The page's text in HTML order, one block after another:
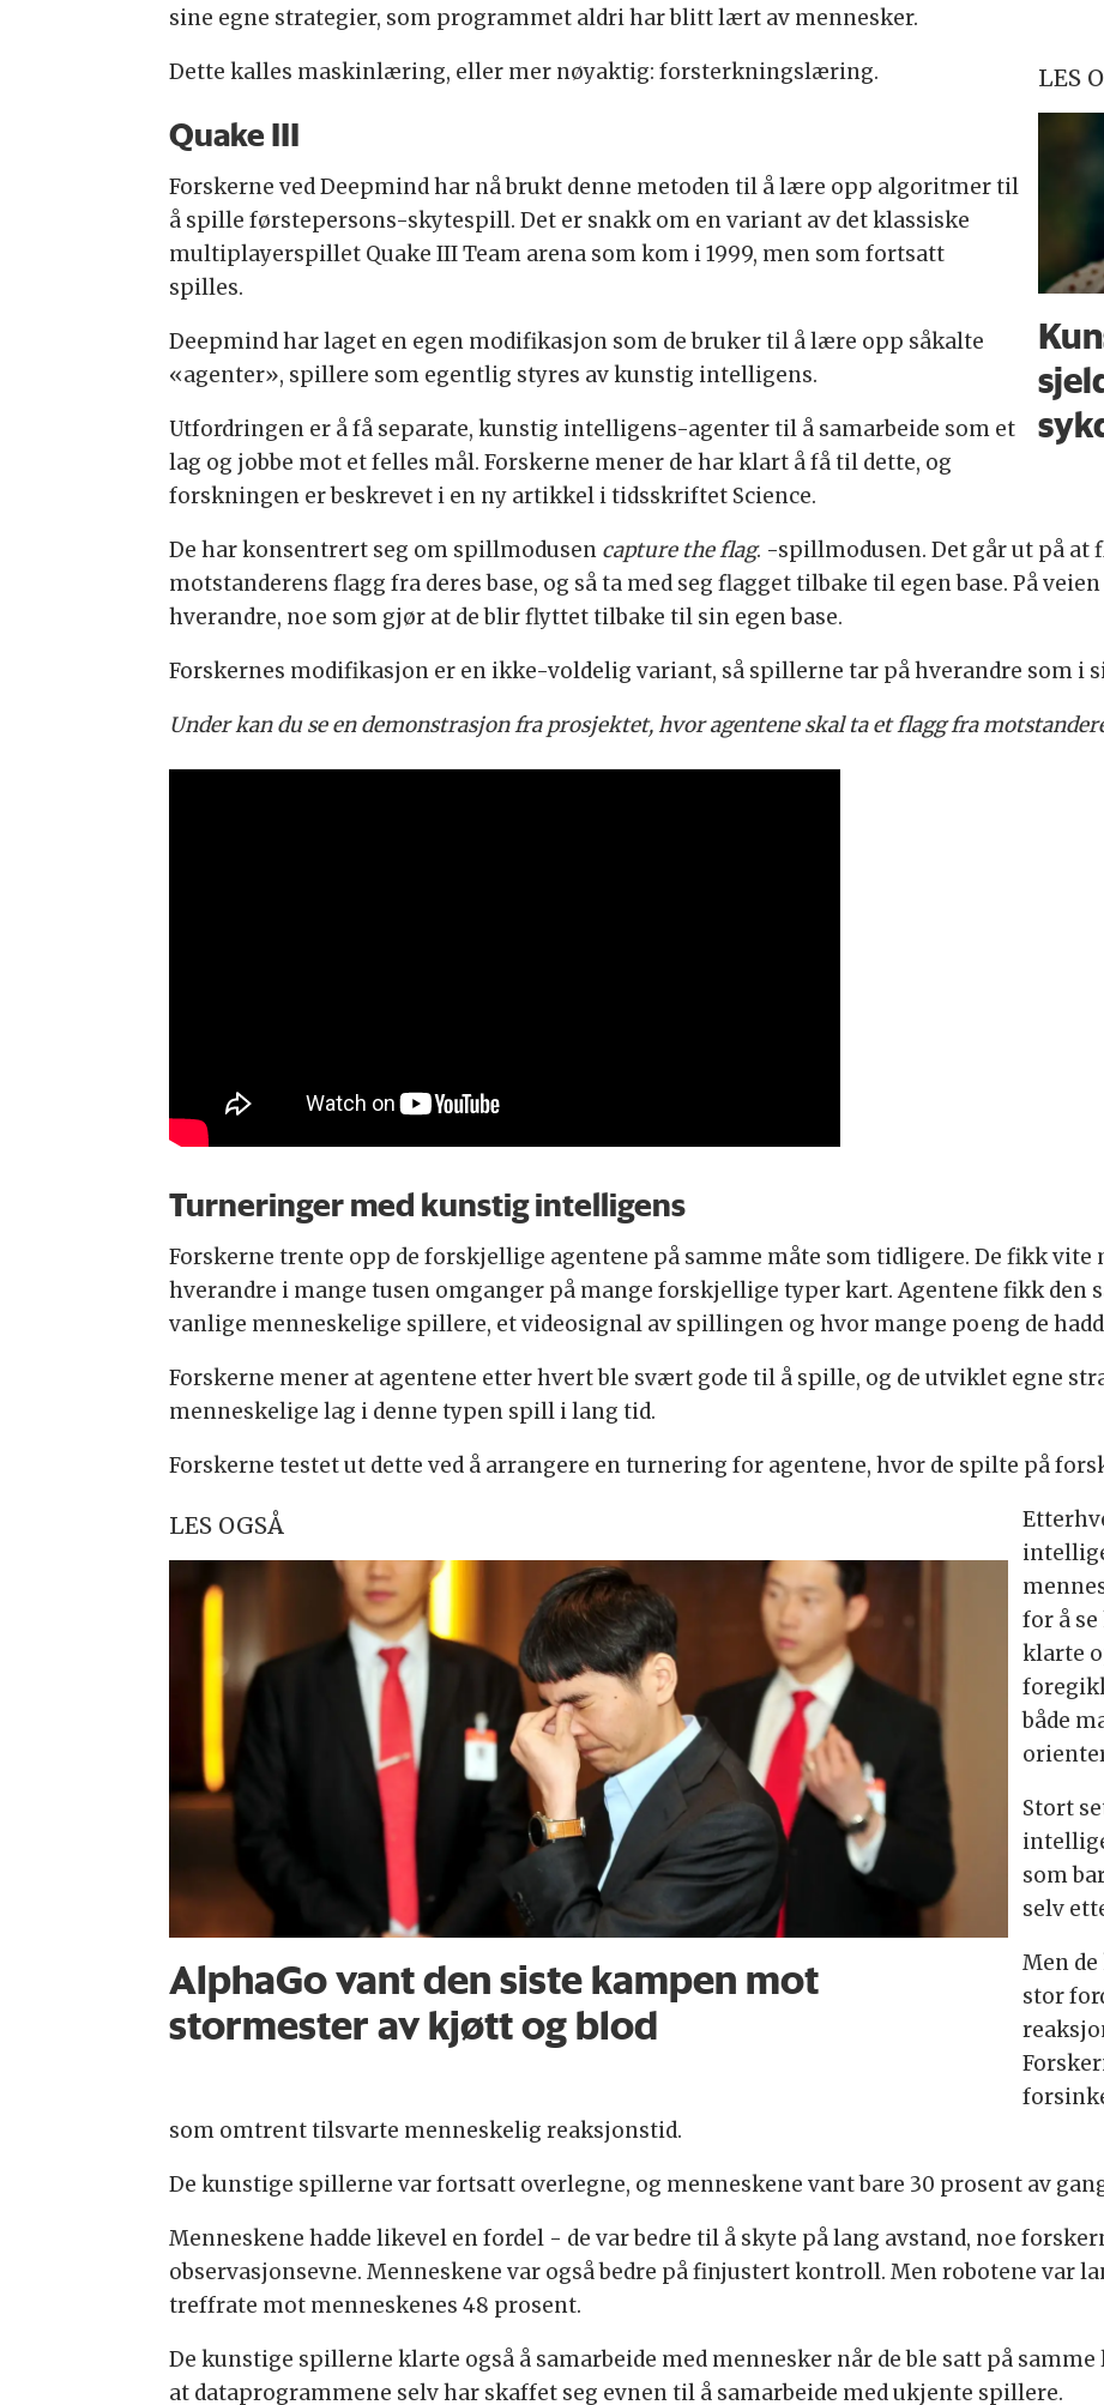
sine egne strategier, som programmet aldri har blitt lært av mennesker.
LES
Dette kalles maskinlæring, eller mer nøyaktig: forsterkningslæring.
Quake III
Forskerne ved Deepmind har nå brukt denne metoden til å lære opp algoritmer til
å spille førstepersons-skytespill. Det er snakk om en variant av det klassiske
multiplayerspillet Quake III Team arena som kom i 1999, men som fortsatt
spilles.
Deepmind har laget en egen modifikasjon som de bruker til å lære opp såkalte
«agenter», spillere som egentlig styres av kunstig intelligens.
Utfordringen er å få separate, kunstig intelligens-agenter til å samarbeide som et
lag og jobbe mot et felles mål. Forskerne mener de har klart å få til dette, og
forskningen er beskrevet i en ny artikkel i tidsskriftet Science.
De har konsentrert seg om spillmodusen capture the flag. -spillmodusen. Det går ut på at
motstanderens flagg fra deres base, og så ta med seg flagget tilbake til egen base. På
hverandre, noe som gjør at de blir flyttet tilbake til sin egen base.
Forskernes modifikasjon er en ikke-voldelig variant, så spillerne tar på hverandre som i
Under kan du se en demonstrasjon fra prosjektet, hvor agentene skal ta et flagg fra
Turneringer med kunstig intelligens
Forskerne trente opp de forskjellige agentene på samme måte som tidligere. De fikk
hverandre i mange tusen omganger på mange forskjellige typer kart. Agentene fikk den
vanlige menneskelige spillere, et videosignal av spillingen og hvor mange poeng de
Forskerne mener at agentene etter hvert ble svært gode til å spille, og de utviklet egne
menneskelige lag i denne typen spill i lang tid.
Forskerne testet ut dette ved å arrangere en turnering for agentene, hvor de spilte på
LES OGSÅ
AlphaGo vant den siste kampen mot
stormester av kjøtt og blod
for å
klarte
både
Stort
som
selv
Men
stor
som omtrent tilsvarte menneskelig reaksjonstid.
De kunstige spillerne var fortsatt overlegne, og menneskene vant bare 30 prosent av
Menneskene hadde likevel en fordel - de var bedre til å skyte på lang avstand, noe
observasjonsevne. Menneskene var også bedre på finjustert kontroll. Men robotene var
treffrate mot menneskenes 48 prosent.
De kunstige spillerne klarte også å samarbeide med mennesker når de ble satt på
at dataprogrammene selv har skaffet seg evnen til å samarbeide med ukjente spillere.